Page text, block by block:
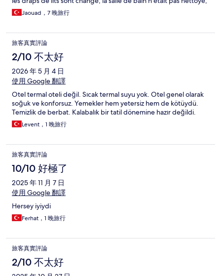
et l'aspirateur en surface. Nous avions + couvertures pour 5
personnes, et deux serviettes. Corrigé apres une demande.
premiere équipe est venu, reparant la porte cassé, mais ce
n'était pas la source du probleme. Malgré plusieurs autre
demandes, nous sommes resté avec notre probleme d'eau tout
notre Séjour. La zone aquapark est ouverte que 4 h par jour, et
un des tobbogans ne fonctionnait pas. Les piscines interieurs et
exterieurs sont sympa, ainsi que le hamam. Les restaurant est
bien est propose beaucoup de choix. Les enfants ont malgré
tout passé un bon sejour, moi aussi mais pas mon épouse, très
gêné par l'état de la chambre.
Jaouad，7 晚旅行
旅客真實評論
2/10 不太好
2026 年 5 月 4 日
使用 Google 翻譯
Otel termal oteli değil. Sıcak termal suyu yok. Otel genel olarak
soğuk ve konforsuz. Yemekler hem yetersiz hem de kötüydü.
Temizlik de berbat. Kalabalık bir tatil dönemine hazır değildi.
Levent，1 晚旅行
旅客真實評論
10/10 好極了
2025 年 11 月 7 日
使用 Google 翻譯
Hersey iyiydi
Ferhat，1 晚旅行
旅客真實評論
2/10 不太好